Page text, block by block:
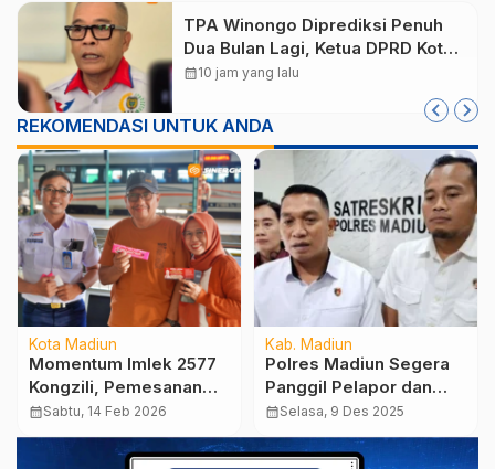
TPA Winongo Diprediksi Penuh
Dua Bulan Lagi, Ketua DPRD Kota
Madiun Desak Pemkot Percepat
calendar_month10 jam yang lalu
REKOMENDASI UNTUK ANDA
Kota Madiun
Momentum Imlek 2577
Kongzili, Pemesanan
Tiket KAI Daop 7
Madiun Terus
Bertambah
calendar_monthSabtu, 14 Feb 2026
Kab. Madiun
Polres Madiun Segera
Panggil Pelapor dan
Terlapor Kasus Dugaan
Penganiayaan Ketua
PCNU Magetan
calendar_monthSelasa, 9 Des 2025